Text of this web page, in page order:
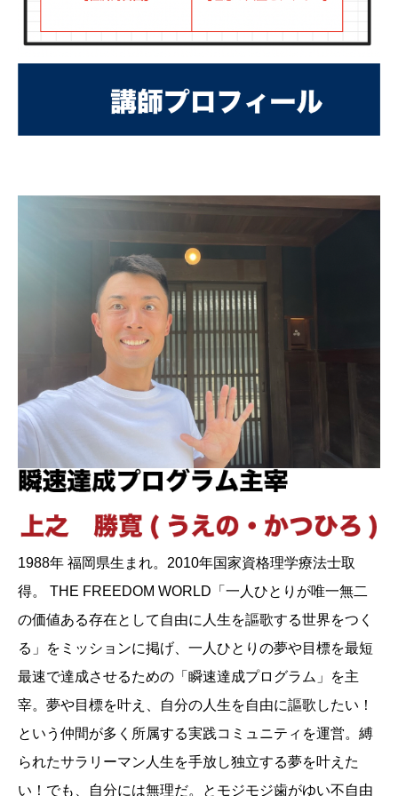
1988年 福岡県生まれ。2010年国家資格理学療法士取
得。 THE FREEDOM WORLD「一人ひとりが唯一無二
の価値ある存在として自由に人生を謳歌する世界をつく
る」をミッションに掲げ、一人ひとりの夢や目標を最短
最速で達成させるための「瞬速達成プログラム」を主
宰。夢や目標を叶え、自分の人生を自由に謳歌したい！
という仲間が多く所属する実践コミュニティを運営。縛
られたサラリーマン人生を手放し独立する夢を叶えた
い！でも、自分には無理だ。とモジモジ歯がゆい不自由